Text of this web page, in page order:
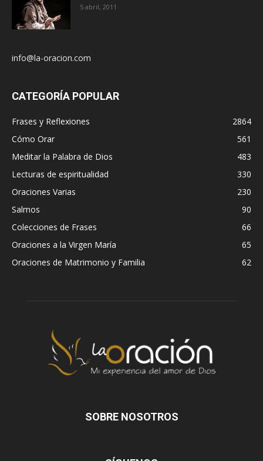
5 abril, 2011
info@la-oracion.com
CATEGORÍA POPULAR
Frases y Reflexiones
2864
Cómo Orar
561
Meditar la Palabra de Dios
483
Lecturas de espiritualidad
330
Oraciones Varias
230
Salmos
90
Colecciones de Frases
66
Oraciones a la Virgen María
65
Oraciones de Matrimonio y Familia
62
SOBRE NOSOTROS